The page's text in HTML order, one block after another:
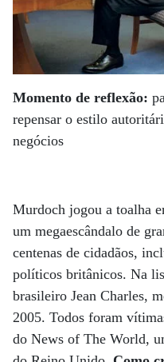
Momento de reflexão:
repensar o estilo
negócios
Murdoch jogou a toalha
um megaescândalo de
centenas de cidadãos,
políticos britânicos. Na
brasileiro Jean Charles,
2005. Todos foram
do News of The World,